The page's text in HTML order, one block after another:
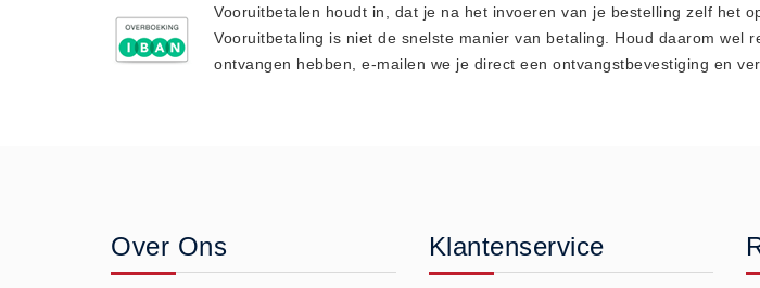
Graszaad (1)
Hartog Lucerne - Muesli (8)
Rundvee (7)
Vooruitbetalen houdt in, dat je na het invoeren van je bestelling zelf het
Vooruitbetaling is niet de snelste manier van betaling. Houd daarom
ontvangen hebben, e-mailen we je direct een ontvangstbevestiging en
Over Ons Klantenservice